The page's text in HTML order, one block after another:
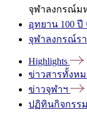
จุฬาลงกรณ์ม
อุทยาน 100 ปี
จุฬาลงกรณ์ร
Highlights
ข่าวสารทั้งห
ข่าวจุฬาฯ
ปฏิทินกิจกรรม